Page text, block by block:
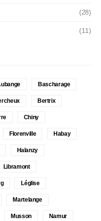
(28)
(11)
Bascharage
Bertrix
Chiny
Florenville Habay
Halanzy
Libramont
Léglise
Martelange
Musson Namur